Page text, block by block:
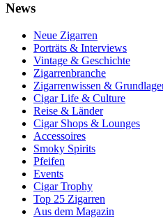
News
Neue Zigarren
Porträts & Interviews
Vintage & Geschichte
Zigarrenbranche
Zigarrenwissen &
Cigar Life & Culture
Reise & Länder
Cigar Shops & Lounges
Accessoires
Smoky Spirits
Pfeifen
Events
Cigar Trophy
Top 25 Zigarren
Aus dem Magazin